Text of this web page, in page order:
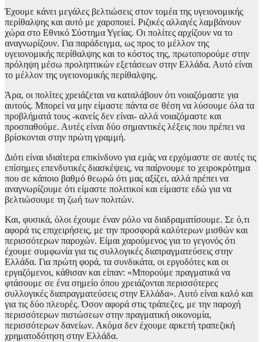
Έχουμε κάνει μεγάλες βελτιώσεις στον τομέα της υγειονομικής
περίθαλψης και αυτό με χαροποιεί. Ριζικές αλλαγές λαμβάνουν
χώρα στο Εθνικό Σύστημα Υγείας. Οι πολίτες αρχίζουν να το
αναγνωρίζουν. Για παράδειγμα, ως προς το μέλλον της
υγειονομικής περίθαλψης και το κόστος της, πρωτοπορούμε στην
πρόληψη μέσω προληπτικών εξετάσεων στην Ελλάδα. Αυτό είναι
το μέλλον της υγειονομικής περίθαλψης.
Άρα, οι πολίτες χρειάζεται να καταλάβουν ότι νοιαζόμαστε για
αυτούς. Μπορεί να μην είμαστε πάντα σε θέση να λύσουμε όλα τα
προβλήματά τους -κανείς δεν είναι- αλλά νοιαζόμαστε και
προσπαθούμε. Αυτές είναι δύο σημαντικές λέξεις που πρέπει να
βρίσκονται στην πρώτη γραμμή.
Διότι είναι ιδιαίτερα επικίνδυνο για εμάς να ερχόμαστε σε αυτές τις
επίσημες επενδυτικές διασκέψεις, να παίρνουμε το χειροκρότημα
που σε κάποιο βαθμό θεωρώ ότι μας αξίζει, αλλά πρέπει να
αναγνωρίζουμε ότι είμαστε πολιτικοί και είμαστε εδώ για να
βελτιώσουμε τη ζωή των πολιτών.
Και, φυσικά, όλοι έχουμε έναν ρόλο να διαδραματίσουμε. Σε ό,τι
αφορά τις επιχειρήσεις, με την προσφορά καλύτερων μισθών και
περισσότερων παροχών. Είμαι χαρούμενος για το γεγονός ότι
έχουμε συμφωνία για τις συλλογικές διαπραγματεύσεις στην
Ελλάδα. Για πρώτη φορά, τα συνδικάτα, οι εργοδότες και οι
εργαζόμενοι, κάθισαν και είπαν: «Μπορούμε πραγματικά να
φτάσουμε σε ένα σημείο όπου χρειάζονται περισσότερες
συλλογικές διαπραγματεύσεις στην Ελλάδα». Αυτό είναι καλό και
για τις δύο πλευρές. Όσον αφορά στις τράπεζες, με την παροχή
περισσότερων πιστώσεων στην πραγματική οικονομία,
περισσότερων δανείων. Ακόμα δεν έχουμε αρκετή τραπεζική
χρηματοδότηση στην Ελλάδα.